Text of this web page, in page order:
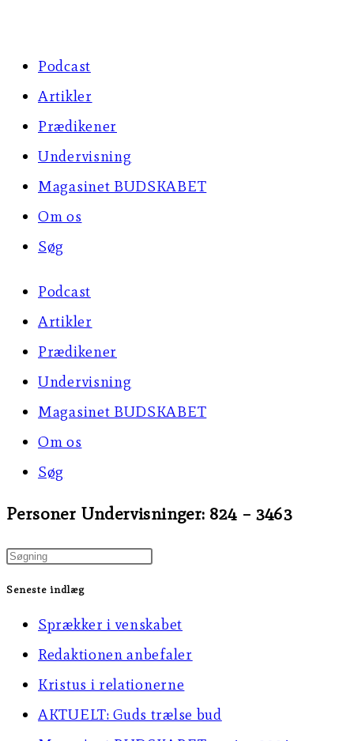
Podcast
Artikler
Prædikener
Undervisning
Magasinet BUDSKABET
Om os
Søg
Podcast
Artikler
Prædikener
Undervisning
Magasinet BUDSKABET
Om os
Søg
Personer Undervisninger: 824 – 3463
Press
to
close
search
Seneste indlæg
Sprækker i venskabet
Redaktionen anbefaler
Kristus i relationerne
AKTUELT: Guds trælse bud